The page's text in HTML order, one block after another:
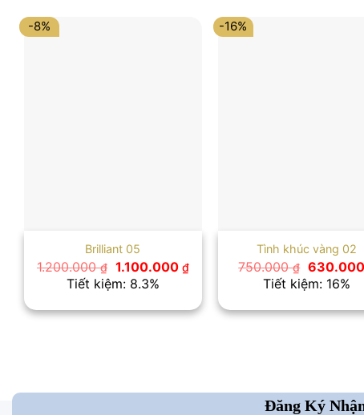
-8%
Brilliant 05
1.200.000₫ Giá
gốc
là:
1.100.000 ₫Giá
hiện
là:
1.100.000 ₫.
Tiết kiệm: 8.3%
-16%
Tình khúc vàng 02
750.000₫ Giá
gốc
là:
Tiết kiệm: 16%
Đăng Ký